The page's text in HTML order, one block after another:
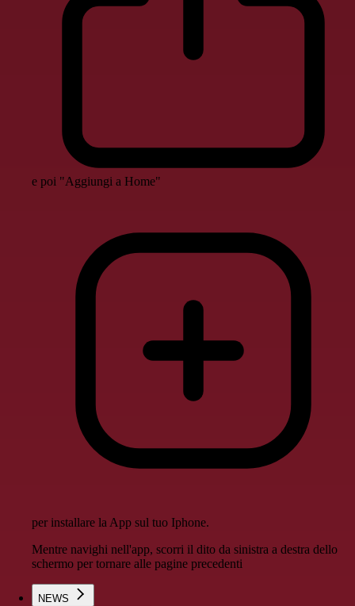
e poi "Aggiungi a Home"
per installare la App sul tuo Iphone.
Mentre navighi nell'app, scorri il dito da sinistra a destra dello
schermo per tornare alle pagine precedenti
NEWS